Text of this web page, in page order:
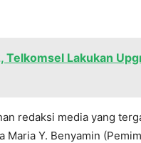
Telkomsel Lakukan
redaksi media yang
Maria Y. Benyamin